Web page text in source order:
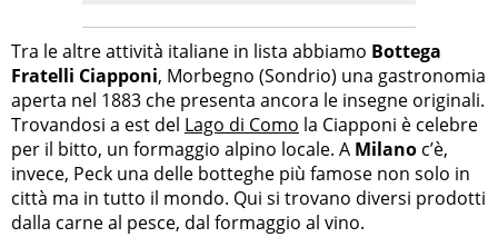
Tra le altre attività italiane in lista abbiamo Bottega
Fratelli Ciapponi, Morbegno (Sondrio) una gastronomia
aperta nel 1883 che presenta ancora le insegne originali.
Trovandosi a est del Lago di Como la Ciapponi è celebre
per il bitto, un formaggio alpino locale. A Milano c’è,
invece, Peck una delle botteghe più famose non solo in
città ma in tutto il mondo. Qui si trovano diversi prodotti
dalla carne al pesce, dal formaggio al vino.